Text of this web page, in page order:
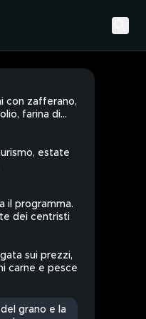
con zafferano,
farina di
estate
il programma.
dei centristi
sui prezzi,
carne e pesce
del grano e la